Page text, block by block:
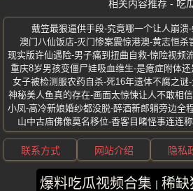
相关内容推荐 - 吃
戴笠最狠逼供手段-究竟哪一个让人崩溃
澳门八仙饭店-灭门惨案震惊港澳-黄志恒杀
重庆8岁男孩变僵尸娃吸血维生-是癔症附体
女子被检测服农药自杀-死16年遗体不腐之谜
神秘美人鱼真的存在-画面太惊悚让人不敢相
山中古庙佛像莫名移位-香客目睹怪事连连
爆料吃瓜视频合集 稀缺
联系方式 网站介绍 隐私
版权所有 ©2025 吃瓜网 保